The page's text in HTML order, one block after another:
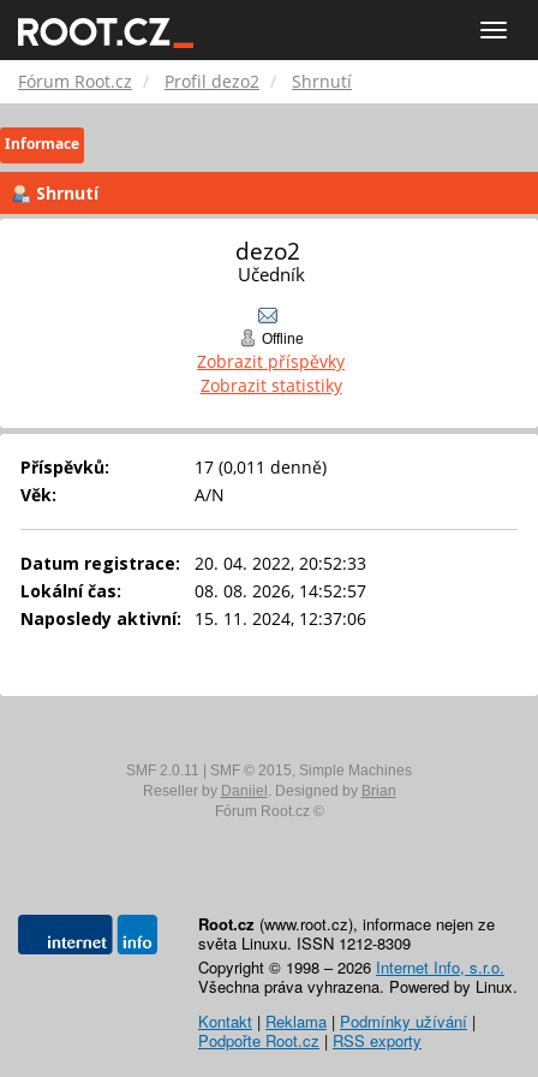
Toggle
Root.cz
Fórum Root.cz Profil dezo2 Shrnutí
Informace
Shrnutí
dezo2
Učedník
Offline
Zobrazit příspěvky
Zobrazit statistiky
Příspěvků:
17 (0,011 denně)
Věk:
A/N
Datum registrace:
20. 04. 2022, 20:52:33
Lokální čas:
08. 08. 2026, 14:52:57
Naposledy aktivní:
15. 11. 2024, 12:37:06
SMF 2.0.11 SMF © 2015, Simple Machines
Reseller by Daniiel . Designed by Brian
Fórum Root.cz ©
Root.cz (www.root.cz), informace nejen ze
světa Linuxu. ISSN 1212-8309
Copyright © 1998 – 2026 Internet Info, s.r.o.
Všechna práva vyhrazena. Powered by Linux.
Kontakt | Reklama | Podmínky užívání |
Podpořte Root.cz | RSS exporty